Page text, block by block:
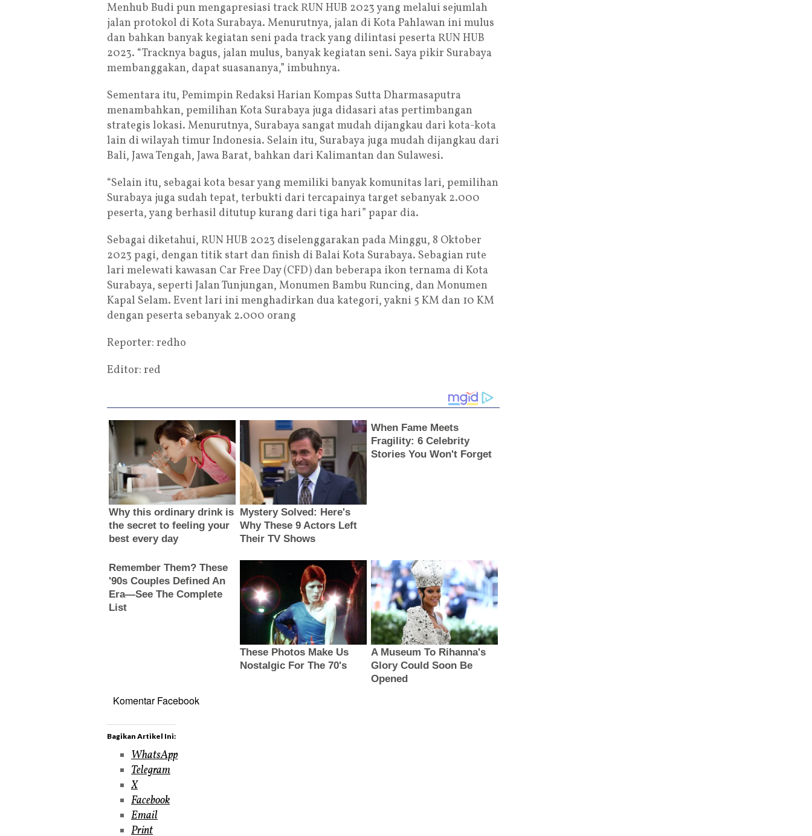
Menhub Budi pun mengapresiasi track RUN HUB 2023 yang melalui sejumlah
jalan protokol di Kota Surabaya. Menurutnya, jalan di Kota Pahlawan ini mulus
dan bahkan banyak kegiatan seni pada track yang dilintasi peserta RUN HUB
2023. “Tracknya bagus, jalan mulus, banyak kegiatan seni. Saya pikir Surabaya
membanggakan, dapat suasananya,” imbuhnya.
Sementara itu, Pemimpin Redaksi Harian Kompas Sutta Dharmasaputra
menambahkan, pemilihan Kota Surabaya juga didasari atas pertimbangan
strategis lokasi. Menurutnya, Surabaya sangat mudah dijangkau dari kota-kota
lain di wilayah timur Indonesia. Selain itu, Surabaya juga mudah dijangkau dari
Bali, Jawa Tengah, Jawa Barat, bahkan dari Kalimantan dan Sulawesi.
“Selain itu, sebagai kota besar yang memiliki banyak komunitas lari, pemilihan
Surabaya juga sudah tepat, terbukti dari tercapainya target sebanyak 2.000
peserta, yang berhasil ditutup kurang dari tiga hari” papar dia.
Sebagai diketahui, RUN HUB 2023 diselenggarakan pada Minggu, 8 Oktober
2023 pagi, dengan titik start dan finish di Balai Kota Surabaya. Sebagian rute
lari melewati kawasan Car Free Day (CFD) dan beberapa ikon ternama di Kota
Surabaya, seperti Jalan Tunjungan, Monumen Bambu Runcing, dan Monumen
Kapal Selam. Event lari ini menghadirkan dua kategori, yakni 5 KM dan 10 KM
dengan peserta sebanyak 2.000 orang
Reporter: redho
Editor: red
Komentar Facebook
Bagikan Artikel Ini:
WhatsApp
Telegram
X
Facebook
Email
Print